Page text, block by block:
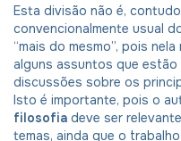
Esta divisão não é,
convencionalmente usual
“mais do mesmo”, pois
alguns assuntos que
discussões sobre os
Isto é importante, pois o
filosofia deve ser
temas, ainda que o